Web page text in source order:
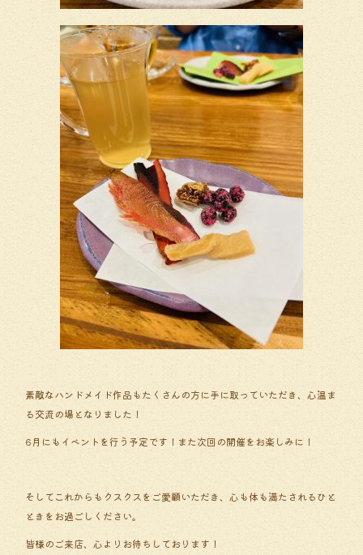
素敵なハンドメイド作品もたくさんの方に手に取っていただき、心温ま
る交流の場となりました！
6月にもイベントを行う予定です！また次回の開催をお楽しみに！
そしてこれからもクスクスをご愛顧いただき、心も体も満たされるひと
ときをお過ごしください。
皆様のご来店、心よりお待ちしております！